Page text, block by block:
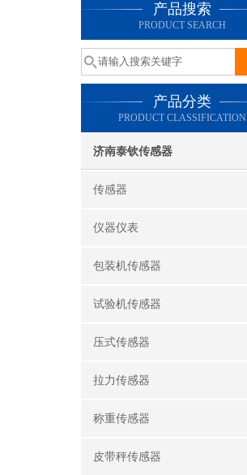
产品搜索
PRODUCT SEARCH
产品分类
PRODUCT CLASSIFICATION
济南泰钦传感器
传感器
仪器仪表
包装机传感器
试验机传感器
压式传感器
拉力传感器
称重传感器
皮带秤传感器